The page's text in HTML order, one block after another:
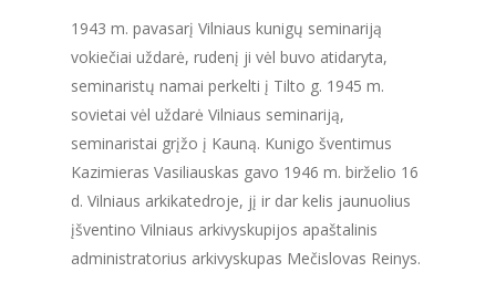
1943 m. pavasarį Vilniaus kunigų seminariją
vokiečiai uždarė, rudenį ji vėl buvo atidaryta,
seminaristų namai perkelti į Tilto g. 1945 m.
sovietai vėl uždarė Vilniaus seminariją,
seminaristai grįžo į Kauną. Kunigo šventimus
Kazimieras Vasiliauskas gavo 1946 m. birželio 16
d. Vilniaus arkikatedroje, jį ir dar kelis jaunuolius
įšventino Vilniaus arkivyskupijos apaštalinis
administratorius arkivyskupas Mečislovas Reinys.